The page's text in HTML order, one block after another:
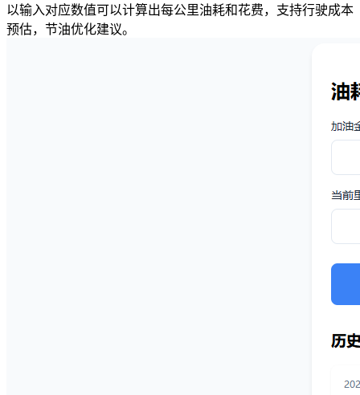
以输入对应数值可以计算出每公里油耗和花费，支持行驶成本
预估，节油优化建议。